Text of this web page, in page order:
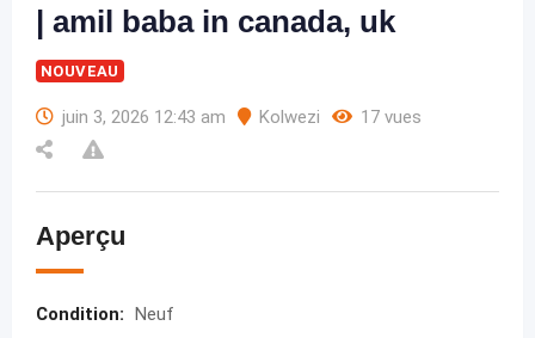
| amil baba in canada, uk
NOUVEAU
juin 3, 2026 12:43 am Kolwezi 17 vues
Aperçu
Condition: Neuf